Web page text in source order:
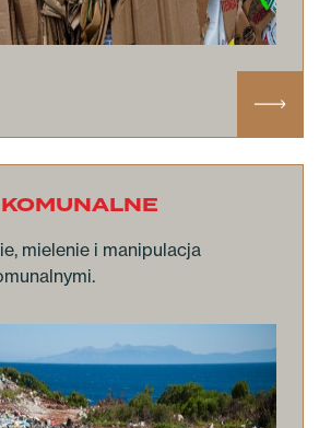
mielenie i manipulacja